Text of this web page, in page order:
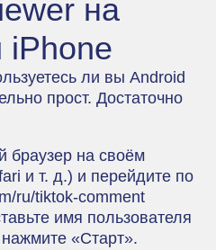
на
iPhone
ли вы Android
прост. Достаточно
браузер на своём
и т. д.) и перейдите по
ru/tiktok-comment
имя пользователя
«Старт».